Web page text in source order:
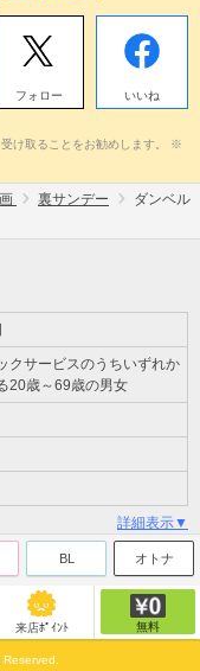
フォロー いいね
け取ることをお勧めします。 ※
裏サンデー
ダンベル
クサービスのうちいずれか
20歳～69歳の男女
詳細表示▼
BL オトナ
来店ﾎﾟｲﾝﾄ 無料
Reserved.